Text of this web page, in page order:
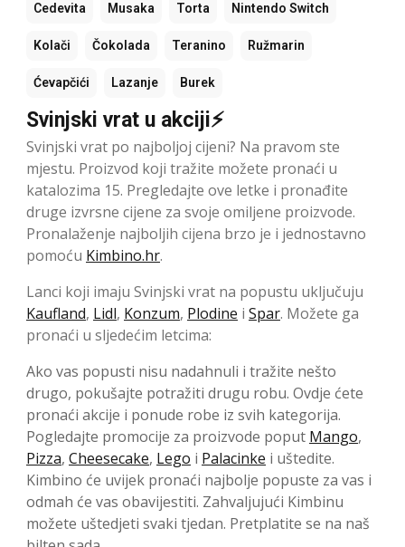
Cedevita Musaka Torta Nintendo Switch
Kolači Čokolada Teranino Ružmarin
Ćevapčići Lazanje Burek
Svinjski vrat u akciji⚡
Svinjski vrat po najboljoj cijeni? Na pravom ste
mjestu. Proizvod koji tražite možete pronaći u
katalozima 15. Pregledajte ove letke i pronađite
druge izvrsne cijene za svoje omiljene proizvode.
Pronalaženje najboljih cijena brzo je i jednostavno
pomoću Kimbino.hr.
Lanci koji imaju Svinjski vrat na popustu uključuju
Kaufland, Lidl, Konzum, Plodine i Spar. Možete ga
pronaći u sljedećim letcima:
Ako vas popusti nisu nadahnuli i tražite nešto
drugo, pokušajte potražiti drugu robu. Ovdje ćete
pronaći akcije i ponude robe iz svih kategorija.
Pogledajte promocije za proizvode poput Mango,
Pizza, Cheesecake, Lego i Palacinke i uštedite.
Kimbino će uvijek pronaći najbolje popuste za vas i
odmah će vas obavijestiti. Zahvaljujući Kimbinu
možete uštedjeti svaki tjedan. Pretplatite se na naš